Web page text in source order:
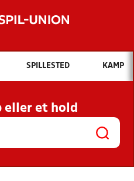
Hvad vil du søge efter?
OG NYHEDER
KLUBBER OG
SPILLESTED KAMP
eller et hold